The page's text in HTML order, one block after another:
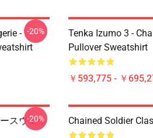
- -20%
Tenka Izumo 3 -
Pullover Sweatshirt
￥593,775 - ￥
スウェッ
-20% Chained Soldier